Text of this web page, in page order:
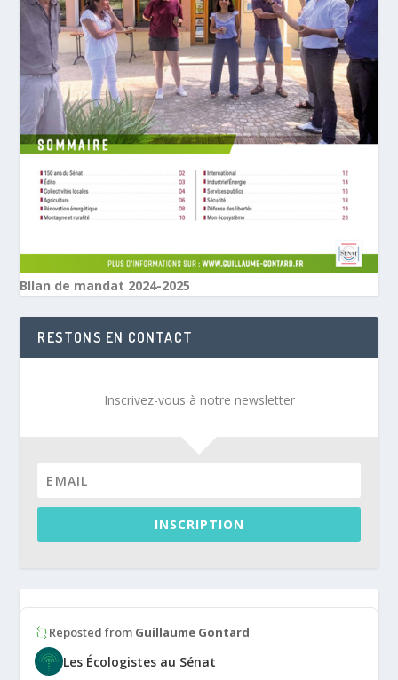
BIlan de mandat 2024-2025
RESTONS EN CONTACT
Inscrivez-vous à notre newsletter
INSCRIPTION
Reposted from Guillaume Gontard
Les Écologistes au Sénat